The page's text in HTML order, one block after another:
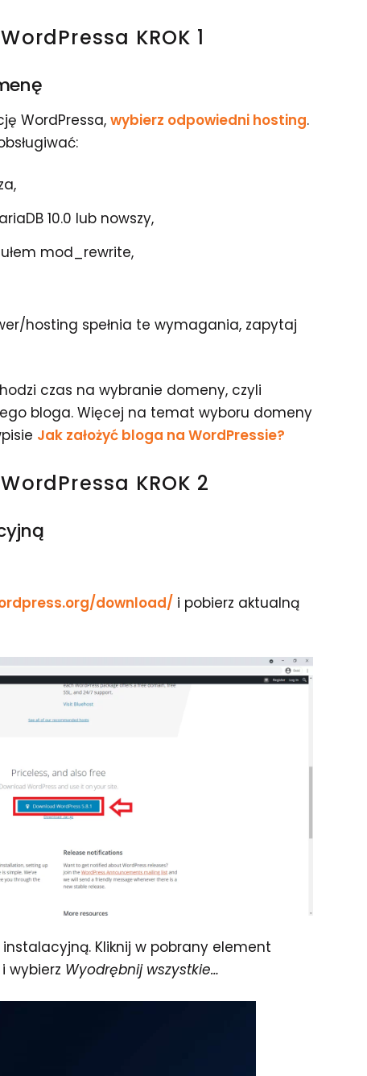
KROK 1
WordPressa, wybierz odpowiedni hosting.
10.0 lub nowszy,
mod_rewrite,
hosting spełnia te wymagania, zapytaj
czas na wybranie domeny, czyli
bloga. Więcej na temat wyboru domeny
Jak założyć bloga na WordPressie?
KROK 2
download/ i pobierz aktualną
Kliknij w pobrany element
wybierz Wyodrębnij wszystkie…